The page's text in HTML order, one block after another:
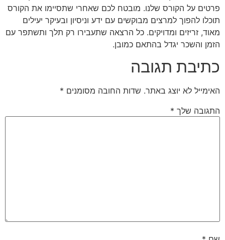
פרטים על הקורס שלנו. מובטח לכם שאחרי שתסיימו את הקורס
תוכלו להפוך למרצים מבוקשים עם ידע וניסיון ובעיקר יעילים
מאוד, זריזים ומדויקים. כל הרצאה שתעבירו רק תלך ותשתפר עם
הזמן והשכר יגדל בהתאם כמובן.
כתיבת תגובה
האימייל לא יוצג באתר. שדות החובה מסומנים *
התגובה שלך *